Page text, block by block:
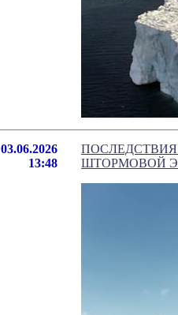
03.06.2026
13:48
ШТОРМОВОЙ